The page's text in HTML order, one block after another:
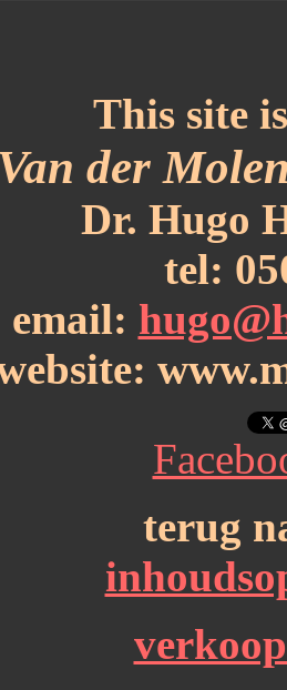
This site
Van der
Dr. Hugo
tel:
email:
terug